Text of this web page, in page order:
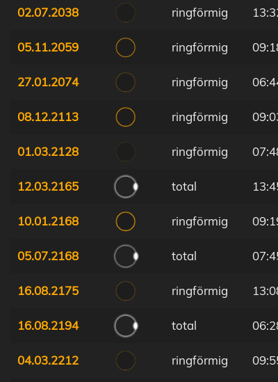
02.07.2038
ringförmig
05.11.2059 ringförmig
27.01.2074 ringförmig
08.12.2113 ringförmig
01.03.2128 ringförmig
12.03.2165 total
10.01.2168 ringförmig
05.07.2168 total
16.08.2175 ringförmig
16.08.2194 total
04.03.2212 ringförmig